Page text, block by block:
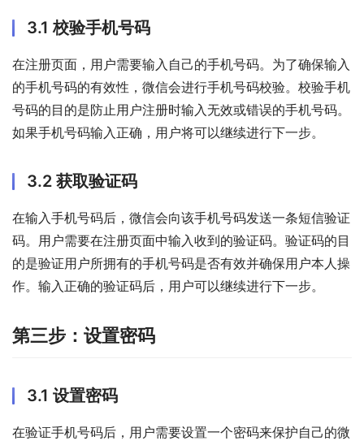
3.1 校验手机号码
在注册页面，用户需要输入自己的手机号码。为了确保输入
的手机号码的有效性，微信会进行手机号码校验。校验手机
号码的目的是防止用户注册时输入无效或错误的手机号码。
如果手机号码输入正确，用户将可以继续进行下一步。
3.2 获取验证码
在输入手机号码后，微信会向该手机号码发送一条短信验证
码。用户需要在注册页面中输入收到的验证码。验证码的目
的是验证用户所拥有的手机号码是否有效并确保用户本人操
作。输入正确的验证码后，用户可以继续进行下一步。
第三步：设置密码
3.1 设置密码
在验证手机号码后，用户需要设置一个密码来保护自己的微